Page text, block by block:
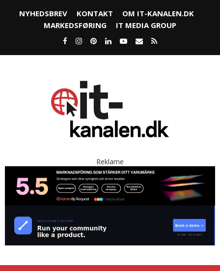
NYHEDSBREV KONTAKT
OM IT-KANALEN.DK
MARKEDSFØRING
IT MEDIA GROUP
Reklame